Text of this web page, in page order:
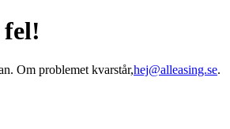
Om problemet kvarstår,hej@alleasing.se.